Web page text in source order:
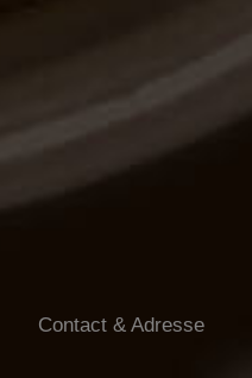
Contact & Adresse